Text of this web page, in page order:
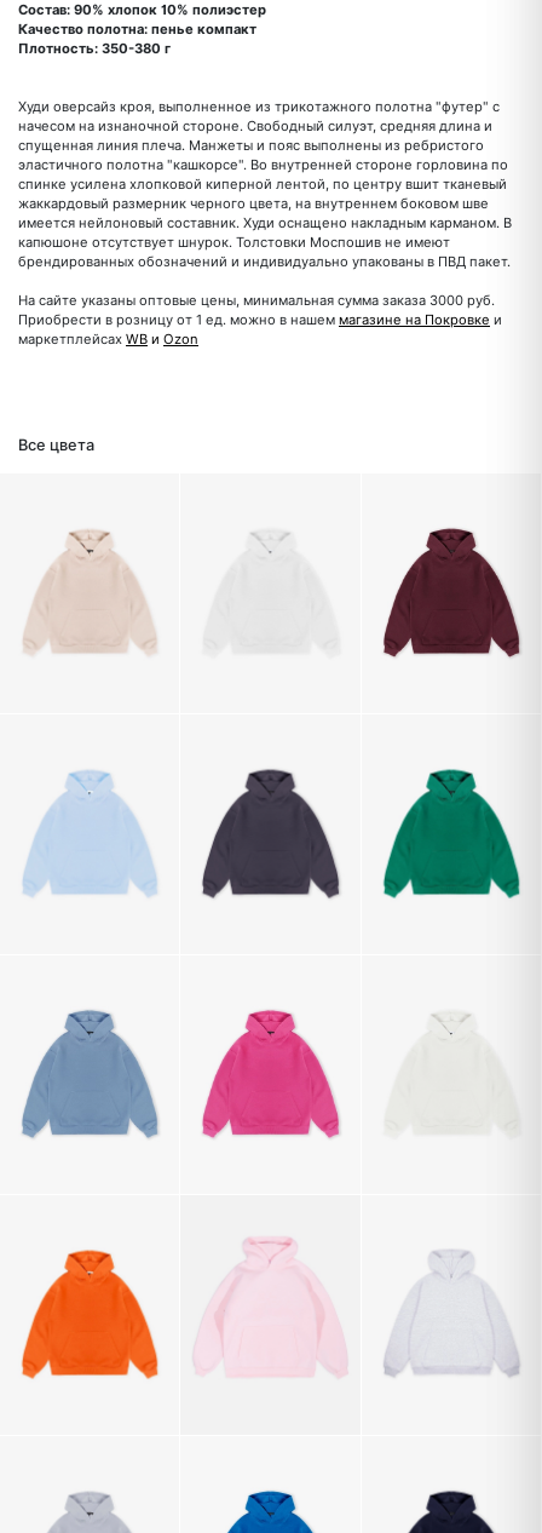
Состав: 90% хлопок 10% полиэстер
Качество полотна: пенье компакт
Плотность: 350-380 г
Худи оверсайз кроя, выполненное из трикотажного полотна "футер" с
начесом на изнаночной стороне. Свободный силуэт, средняя длина и
спущенная линия плеча. Манжеты и пояс выполнены из ребристого
эластичного полотна "кашкорсе". Во внутренней стороне горловина по
спинке усилена хлопковой киперной лентой, по центру вшит тканевый
жаккардовый размерник черного цвета, на внутреннем боковом шве
имеется нейлоновый составник. Худи оснащено накладным карманом. В
капюшоне отсутствует шнурок. Толстовки Моспошив не имеют
брендированных обозначений и индивидуально упакованы в ПВД пакет.
На сайте указаны оптовые цены, минимальная сумма заказа 3000 руб.
Приобрести в розницу от 1 ед. можно в нашем магазине на Покровке и
маркетплейсах WB и Ozon
Все цвета